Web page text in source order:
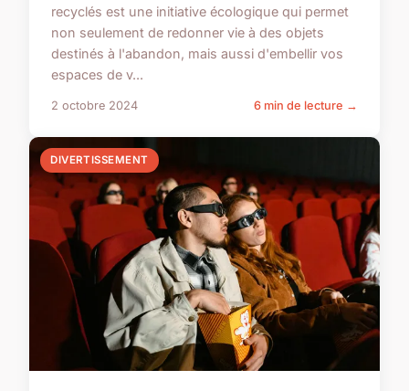
recyclés est une initiative écologique qui permet
non seulement de redonner vie à des objets
destinés à l'abandon, mais aussi d'embellir vos
espaces de v...
2 octobre 2024 6 min de lecture →
DIVERTISSEMENT